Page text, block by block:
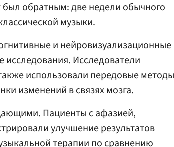
обратным: две недели обычного
музыки.
и нейровизуализационные
исследования. Исследователи
использовали передовые методы
изменений в связях мозга.
Пациенты с афазией,
улучшение результатов
терапии по сравнению